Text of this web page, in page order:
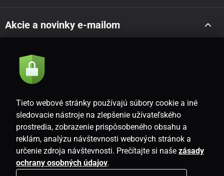
Akcie a novinky e-mailom
Súhlasím so
SK
Tieto webové stránky používajú súbory cookie a iné
sledovacie nástroje na zlepšenie užívateľského
prostredia, zobrazenie prispôsobeného obsahu a
reklám, analýzu návštevnosti webových stránok a
určenie zdroja návštevnosti. Prečítajte si naše zásady
ochrany osobných údajov.